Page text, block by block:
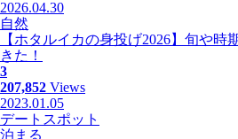
2026.04.30
自然
【ホタルイカの身投げ2026】旬や時
きた！
3
207,852 Views
2023.01.05
デートスポット
泊まる